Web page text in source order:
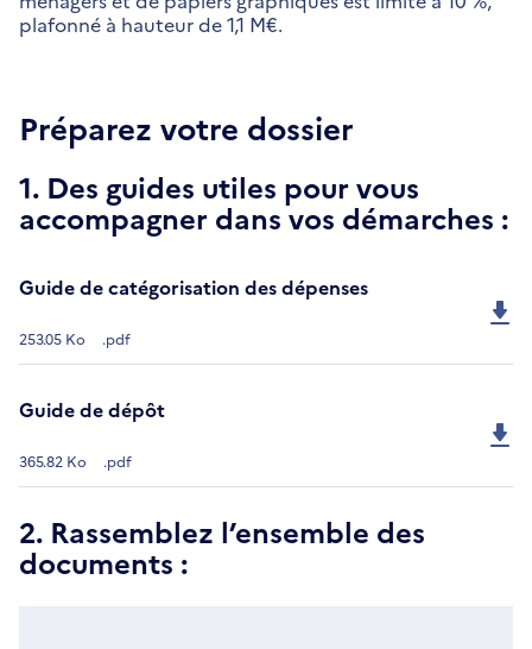
plafonné à hauteur de 1,1 M€.
Préparez votre dossier
1. Des guides utiles pour vous
accompagner dans vos démarches :
Guide de catégorisation des dépenses
253.05 Ko .pdf
Guide de dépôt
365.82 Ko .pdf
2. Rassemblez l’ensemble des
documents :